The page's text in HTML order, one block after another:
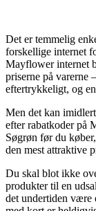
Det er temmelig
forskellige internet
Mayflower internet
priserne på varerne
eftertrykkeligt, og
Men det kan
efter rabatkoder på
Søgrøn før du
den mest attraktive
Du skal blot ikke
produkter til en
det undertiden være